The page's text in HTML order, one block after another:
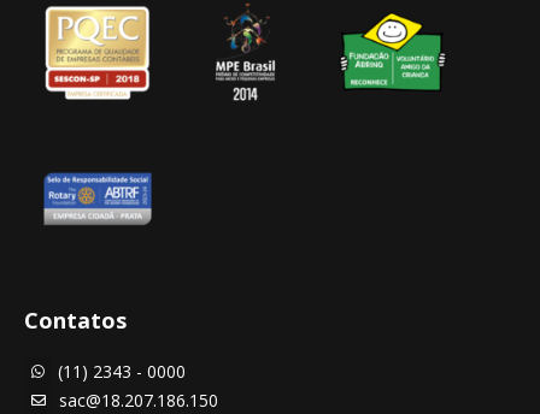
Contatos
 (11) 2343 - 0000
 sac@18.207.186.150